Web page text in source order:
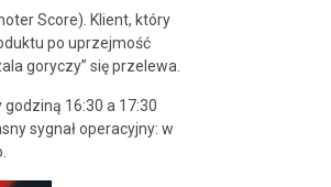
Score). Klient, który
po uprzejmość
goryczy” się przelewa.
16:30 a 17:30
sygnał operacyjny: w